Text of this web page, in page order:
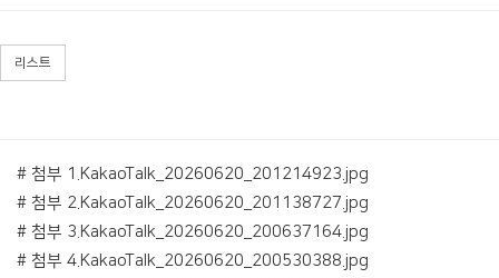
리스트
# 첨부 1.KakaoTalk_20260620_201214923.jpg
# 첨부 2.KakaoTalk_20260620_201138727.jpg
# 첨부 3.KakaoTalk_20260620_200637164.jpg
# 첨부 4.KakaoTalk_20260620_200530388.jpg